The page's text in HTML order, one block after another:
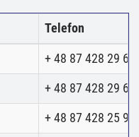
Telefon
+ 48 87 428 29 62
+ 48 87 428 29 62
+ 48 87 428 25 98